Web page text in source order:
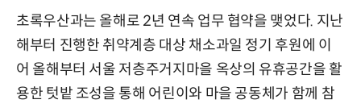
초록우산과는 올해로 2년 연속 업무 협약을 맺었다. 지난
해부터 진행한 취약계층 대상 채소과일 정기 후원에 이
어 올해부터 서울 저층주거지마을 옥상의 유휴공간을 활
용한 텃밭 조성을 통해 어린이와 마을 공동체가 함께 참